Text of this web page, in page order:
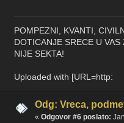
POMPEZNI, KVANTI,
DOTICANJE SRECE U VAS
NIJE SEKTA!
Uploaded with [URL=http:
Odg: Vreca,
« Odgovor #6 poslato: